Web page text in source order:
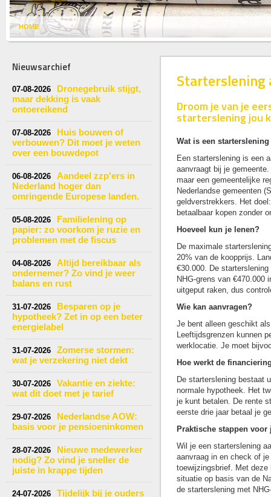
HOME
Nieuwsarchief
07-08-2026
Dronegebruik stijgt,
maar dekking is vaak
ontoereikend
07-08-2026
Huis bouwen of
verbouwen? Dit moet je weten
over een bouwdepot
06-08-2026
Aandeel zzp'ers in
Nederland hoger dan
omringende Europese landen.
05-08-2026
Familielening op
papier: zo voorkom je ruzie en
problemen met de fiscus
04-08-2026
Altijd bereikbaar als
ondernemer? Zo vind je weer
balans en rust
31-07-2026
Besparen op je
hypotheek? Zet in op een beter
energielabel
31-07-2026
Zomerse stormen:
wat je verzekering niet dekt
30-07-2026
Vakantie en ziekte:
wat dit doet met je tarief
29-07-2026
Nederlandse AOW:
basis voor je pensioeninkomen
28-07-2026
Nieuwe medewerker
nodig? Zo vind je sneller de
juiste in krappe tijden
24-07-2026
Tijdelijk bij je ouders
Starterslening
Droom je van je
starterslening jou
Wat is een
Een starterslening is een
aanvraagt bij je
maar een gemeentelijke
Nederlandse gemeenten
geldverstrekkers. Het
betaalbaar kopen zonder
Hoeveel kun je lenen?
De maximale
20% van de koopprijs.
€30.000. De
NHG-grens van €470.000
uitgeput raken, dus
Wie kan aanvragen?
Je bent alleen geschikt
Leeftijdsgrenzen kunnen
werklocatie. Je moet
Hoe werkt de
De starterslening bestaat
normale hypotheek. Het
je kunt betalen. De rente
eerste drie jaar betaal je
Praktische stappen voor
Wil je een starterslening
aanvraag in en check of
toewijzingsbrief. Met
situatie op basis van de
de starterslening met